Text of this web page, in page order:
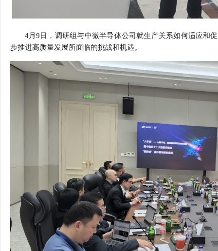
4月9 日，调研组与中微半导体公司就生产关系如何适应和
步推进高质量发展所面临的挑战和机遇。